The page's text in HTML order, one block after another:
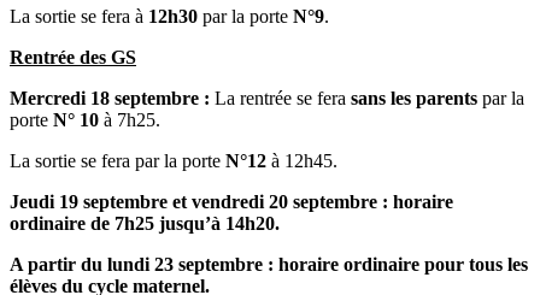
La sortie se fera à 12h30 par la porte N°9.
Rentrée des GS
Mercredi 18 septembre : La rentrée se fera sans les parents par la
porte N° 10 à 7h25.
La sortie se fera par la porte N°12 à 12h45.
Jeudi 19 septembre et vendredi 20 septembre : horaire
ordinaire de 7h25 jusqu’à 14h20.
A partir du lundi 23 septembre : horaire ordinaire pour tous les
élèves du cycle maternel.